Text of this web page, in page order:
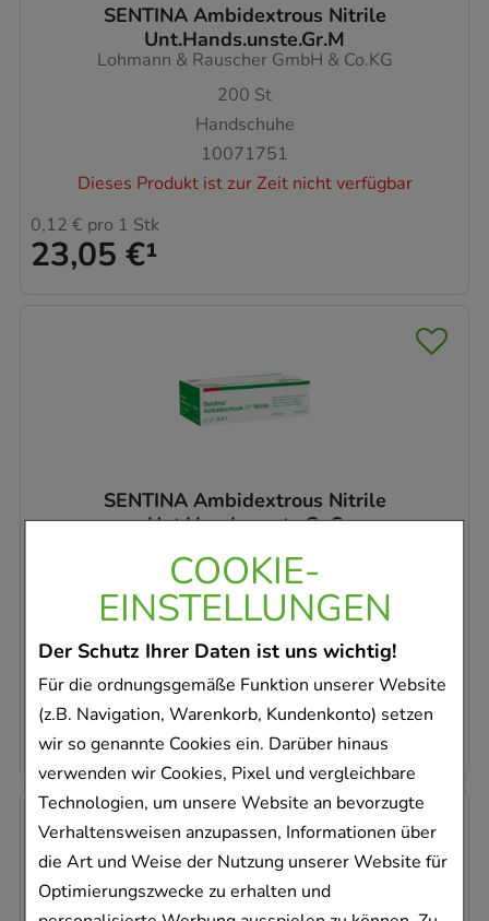
COOKIE-
EINSTELLUNGEN
Der Schutz Ihrer Daten ist uns wichtig!
Für die ordnungsgemäße Funktion unserer Website
(z.B. Navigation, Warenkorb, Kundenkonto) setzen
wir so genannte Cookies ein. Darüber hinaus
verwenden wir Cookies, Pixel und vergleichbare
Technologien, um unsere Website an bevorzugte
Verhaltensweisen anzupassen, Informationen über
die Art und Weise der Nutzung unserer Website für
Optimierungszwecke zu erhalten und
SENTINA Ambidextrous Nitrile
Unt.Hands.unste.Gr.M
Lohmann & Rauscher GmbH & Co.KG
200 St
Handschuhe
10071751
Dieses Produkt ist zur Zeit nicht verfügbar
23,05 €¹
0,12 € pro 1 Stk
SENTINA Ambidextrous Nitrile
Unt.Hands.unste.Gr.S
200 St
Handschuhe
10071745
Dieses Produkt ist zur Zeit nicht verfügbar
23,05 €¹
0,12 €pro 1 Stk